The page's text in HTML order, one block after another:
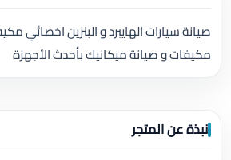
صيانة سيارات الهايبرد و البنزين اخصائي
مكيفات و صيانة ميكانيك بأحدث الأجهزة
نبذة عن المتجر